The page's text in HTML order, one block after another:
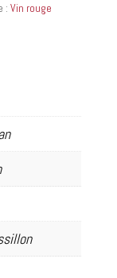
: Vin rouge